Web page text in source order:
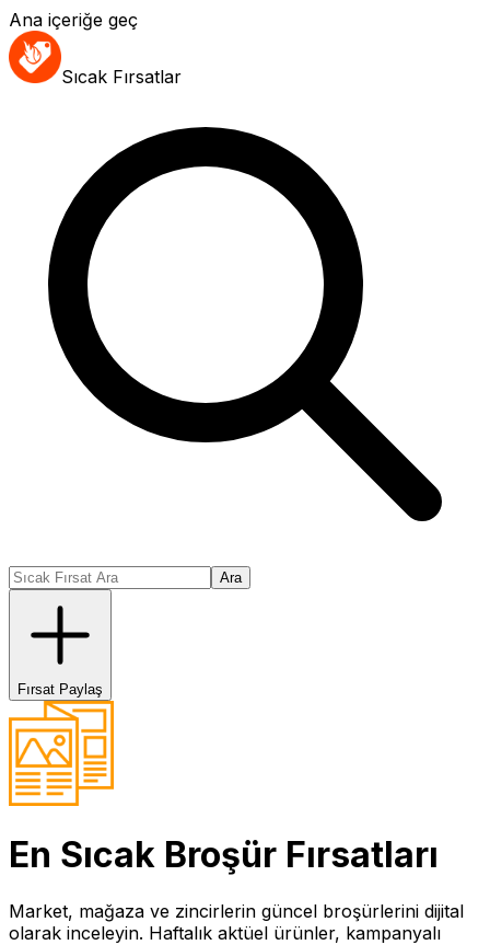
Ana içeriğe geç
Sıcak Fırsatlar
Ara
Fırsat Paylaş
En Sıcak Broşür Fırsatları
Market, mağaza ve zincirlerin güncel broşürlerini dijital
olarak inceleyin. Haftalık aktüel ürünler, kampanyalı